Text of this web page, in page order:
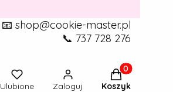
📧 shop@cookie-master.pl
📞 737 728 276
Ulubione Zaloguj
Produkty w
Koszyk